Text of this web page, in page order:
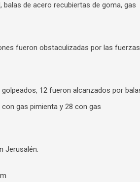
de acero recubiertas de goma, gas
fueron obstaculizadas por las fuerzas
12 fueron alcanzados por
gas pimienta y 28 con gas
Jerusalén.